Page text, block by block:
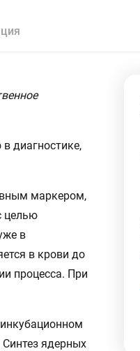
диагностике,
маркером,
целью
в
в крови до
процесса. При
ядерных